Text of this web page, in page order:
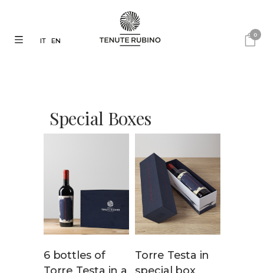
0
IT EN
Special Boxes
6 bottles of
Torre Testa in